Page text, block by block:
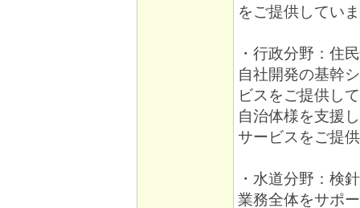
をご提供してい
・行政分野：住
自社開発の基幹
ビスをご提供し
自治体様を支援
サービスをご提
・水道分野：検
業務全体をサポ